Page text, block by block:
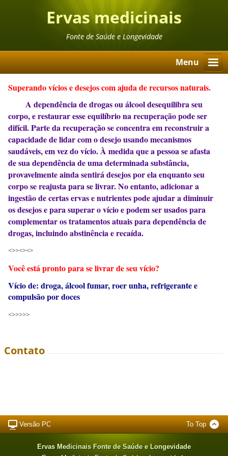
Ervas medicinais
Fonte de Saúde e Longevidade
Menu
Superando vícios e desejos com ajuda de recursos naturais.
A dependência de drogas ou álcool desequilibra seu
corpo, e restaurar esse equilíbrio na recuperação pode ser
difícil. Parte da recuperação se concentra em reconstruir a
capacidade de lidar com o desejo usando mecanismos
saudáveis, em vez do vício. À medida que a pessoa se afasta
de sua dependência de uma determinada substância,
provavelmente ainda sentirá desejos por ela enquanto seu
corpo se reajusta para se livrar.No entanto, adicionar a
ingestão de certas ervas e nutrientes pode ajudar a diminuir
os desejos e para superar o vício e podem ser usados ​​para
complementar os tratamentos atuais para dependência de
drogas, incluindo abstinência e recaída.
<>><><>
Você está pronto para se livrar de seu vício?
Vício de: droga, álcool fumar, roer unha, refrigerante e
compulsão por doces
<>>>>>
Contato
Versão PC To Top
Ervas Medicinais Fonte de Saúde e Longevidade